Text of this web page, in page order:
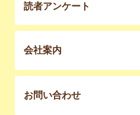
読者アンケート
会社案内
お問い合わせ